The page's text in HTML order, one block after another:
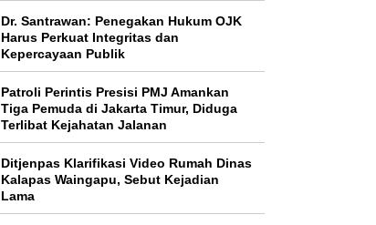
Dr. Santrawan: Penegakan Hukum OJK
Harus Perkuat Integritas dan
Kepercayaan Publik
Patroli Perintis Presisi PMJ Amankan
Tiga Pemuda di Jakarta Timur, Diduga
Terlibat Kejahatan Jalanan
Ditjenpas Klarifikasi Video Rumah Dinas
Kalapas Waingapu, Sebut Kejadian
Lama